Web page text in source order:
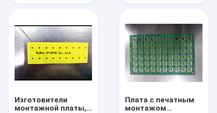
Изготовители
монтажной платы,
Плата с печатным
монтажом